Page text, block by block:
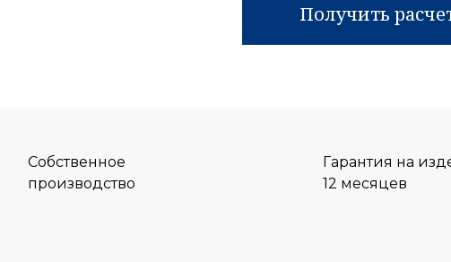
Получить
Собственное
производство
Гарантия на
12 месяцев